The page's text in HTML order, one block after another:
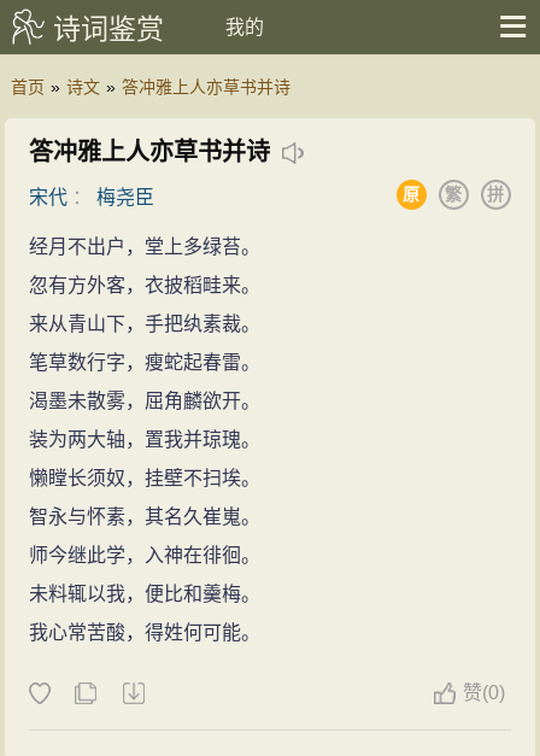
诗词鉴赏 我的
首页 » 诗文 » 答冲雅上人亦草书并诗
答冲雅上人亦草书并诗
宋代 ：梅尧臣 拼
繁
原
经月不出户，堂上多绿苔。
忽有方外客，衣披稻畦来。
来从青山下，手把纨素裁。
笔草数行字，瘦蛇起春雷。
渴墨未散雾，屈角麟欲开。
装为两大轴，置我并琼瑰。
懒瞠长须奴，挂壁不扫埃。
智永与怀素，其名久崔嵬。
师今继此学，入神在徘徊。
未料辄以我，便比和羹梅。
我心常苦酸，得姓何可能。
赞(0)